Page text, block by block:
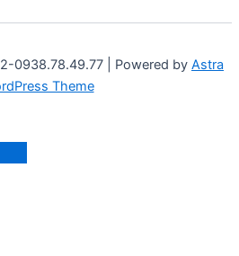
0938.78.49.77 | Powered by Astra
Theme